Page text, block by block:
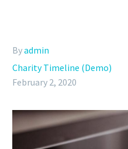
Byadmin
Charity Timeline (Demo)
February 2, 2020